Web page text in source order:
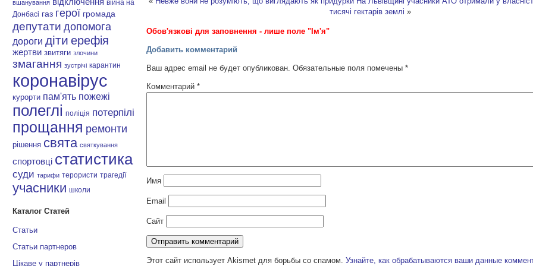
вшанування
війна на
Донбасі газ герої громада
депутати допомога
дороги діти ерефія
жертви звитяги злочини
змагання зустрічі карантин
коронавірус
курорти пам'ять пожежі
полеглі поліція потерпілі
прощання ремонти
рішення свята святкування
спортовці статистика
суди тарифи терористи трагедії
учасники школи
Каталог Статей
Статьи
Статьи партнеров
Цікаве у партнерів
тисячі гектарів землі »
Обов'язкові для заповнення - лише поле "Ім'я"
Добавить комментарий
Ваш адрес email не будет опубликован. Обязательные поля помечены*
Комментарий*
Имя
Email
Сайт
Этот сайт использует Akismet для борьбы со спамом.Узнайте, как обрабатываются ваши данные